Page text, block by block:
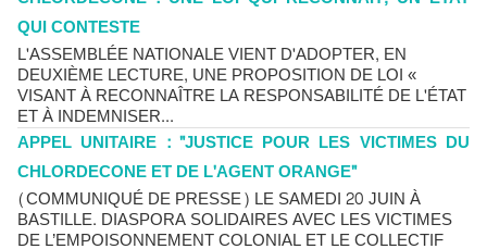
QUI CONTESTE
L'ASSEMBLÉE NATIONALE VIENT D'ADOPTER, EN
DEUXIÈME LECTURE, UNE PROPOSITION DE LOI «
VISANT À RECONNAÎTRE LA RESPONSABILITÉ DE L'ÉTAT
ET À INDEMNISER...
APPEL UNITAIRE : "JUSTICE POUR LES VICTIMES DU
CHLORDECONE ET DE L'AGENT ORANGE"
(COMMUNIQUÉ DE PRESSE) LE SAMEDI 20 JUIN À
BASTILLE. DIASPORA SOLIDAIRES AVEC LES VICTIMES
DE L’EMPOISONNEMENT COLONIAL ET LE COLLECTIF